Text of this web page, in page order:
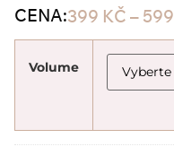
CENA:399 KČ – 599
Volume